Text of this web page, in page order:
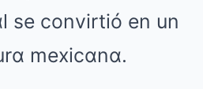
se convirtió en un
mexicαnα.